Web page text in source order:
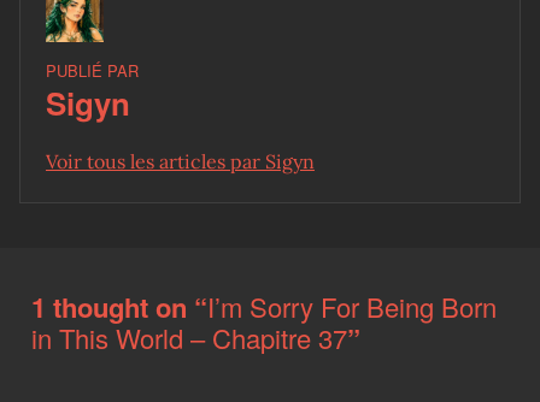
PUBLIÉ PAR
Sigyn
Voir tous les articles par Sigyn
1 thought on “I’m Sorry For Being Born
in This World – Chapitre 37”